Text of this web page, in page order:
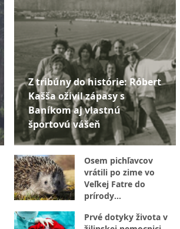
Z tribúny do histórie: Róbert
Kašša oživil zápasy s
Baníkom aj vlastnú
športovú vášeň
Osem pichľavcov
vrátili po zime vo
Veľkej Fatre do
prírody
Prvé dotyky života v